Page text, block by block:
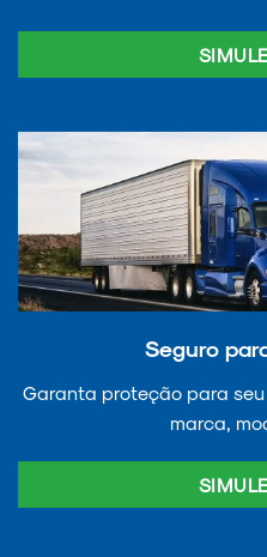
Seguro
Garanta proteção para
marca,